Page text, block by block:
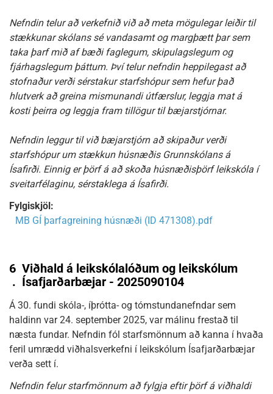
Nefndin telur að verkefnið við að meta mögulegar leiðir til
stækkunar skólans sé vandasamt og margþætt þar sem
taka þarf mið af bæði faglegum, skipulagslegum og
fjárhagslegum þáttum. Því telur nefndin heppilegast að
stofnaður verði sérstakur starfshópur sem hefur það
hlutverk að greina mismunandi útfærslur, leggja mat á
kosti þeirra og leggja fram tillögur til bæjarstjórnar.
Nefndin leggur til við bæjarstjórn að skipaður verði
starfshópur um stækkun húsnæðis Grunnskólans á
Ísafirði. Einnig er þörf á að skoða húsnæðisþörf leikskóla í
sveitarfélaginu, sérstaklega á Ísafirði.
Fylgiskjöl:
MB GÍ þarfagreining húsnæði (ID 471308).pdf
6
.
Viðhald á leikskólalóðum og leikskólum
Ísafjarðarbæjar - 2025090104
Á 30. fundi skóla-, íþrótta- og tómstundanefndar sem
haldinn var 24. september 2025, var málinu frestað til
næsta fundar. Nefndin fól starfsmönnum að kanna í hvaða
feril umrædd viðhalsverkefni í leikskólum Ísafjarðarbæjar
verða sett í.
Nefndin felur starfmönnum að fylgja eftir þörf á viðhaldi